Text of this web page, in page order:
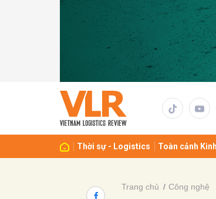
Thời sự - Logistics Toàn cảnh
Trang chủ Công nghệ